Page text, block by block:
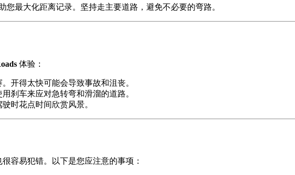
您最大化距离记录。坚持走主要道路，避免不必要的弯路。
体验：
开得太快可能会导致事故和沮丧。
刹车来应对急转弯和滑溜的道路。
时花点时间欣赏风景。
容易犯错。以下是您应注意的事项：